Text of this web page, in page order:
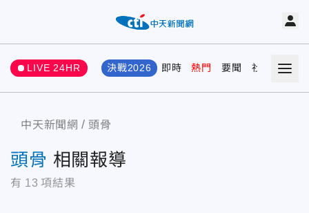
LIVE 24HR 決戰2026 即時 熱門 要聞 社會 娛樂
中天新聞網 頭骨
頭骨 相關報導
有 13 項結果